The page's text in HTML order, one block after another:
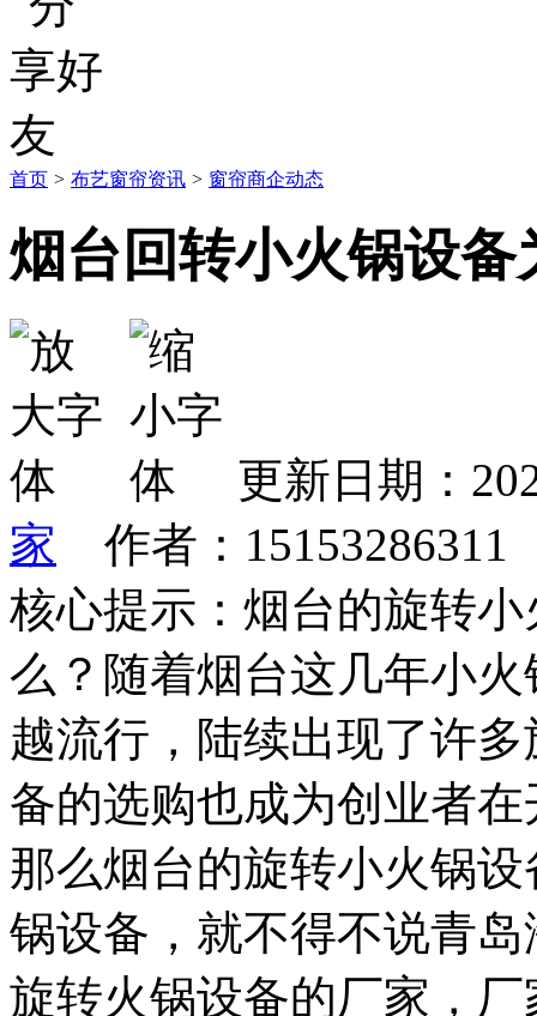
首页 > 布艺窗帘资讯 > 窗帘商企动态
烟台回转小火锅设
更新日期：
家 作者：
核心提示：烟台的旋转
么？随着烟台这几年小
越流行，陆续出现了许
备的选购也成为创业者
那么烟台的旋转小火锅
锅设备，就不得不说青
旋转火锅设备的厂家，